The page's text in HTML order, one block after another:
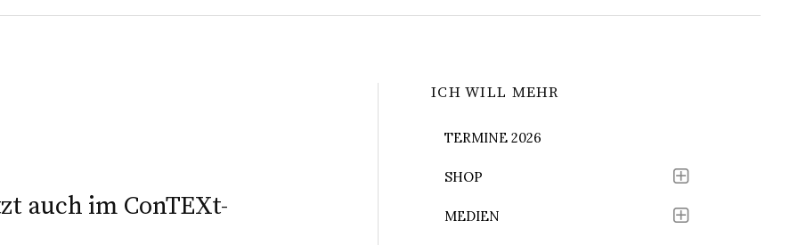
auch im ConTEXt-
ICH WILL MEHR
TERMINE 2026
SHOP
MEDIEN